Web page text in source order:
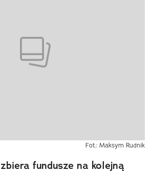
Fot.: Maksym Rudnik
fundusze na kolejną